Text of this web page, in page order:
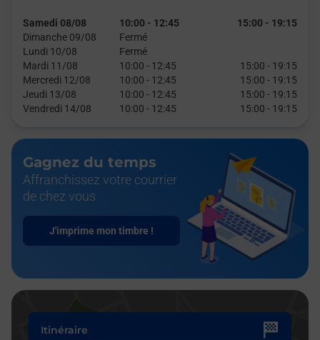
Samedi 08/08 10:00 - 12:45 15:00 - 19:15
Dimanche 09/08
Fermé
Lundi 10/08
Fermé
Mardi 11/08
10:00 - 12:45 15:00 - 19:15
Mercredi 12/08
10:00 - 12:45 15:00 - 19:15
Jeudi 13/08
10:00 - 12:45 15:00 - 19:15
Vendredi 14/08
10:00 - 12:45 15:00 - 19:15
Gagnez du temps
Affranchissez votre courrier
de chez vous
J'imprime mon timbre !
Itinéraire